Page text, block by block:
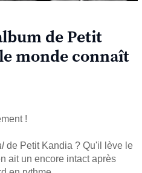
de Petit
monde connaît
!
de Petit Kandia ? Qu'il lève le
ait un encore intact après